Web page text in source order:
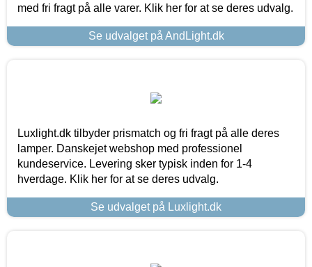
med fri fragt på alle varer. Klik her for at se deres udvalg.
Se udvalget på AndLight.dk
Luxlight.dk tilbyder prismatch og fri fragt på alle deres
lamper. Danskejet webshop med professionel
kundeservice. Levering sker typisk inden for 1-4
hverdage. Klik her for at se deres udvalg.
Se udvalget på Luxlight.dk